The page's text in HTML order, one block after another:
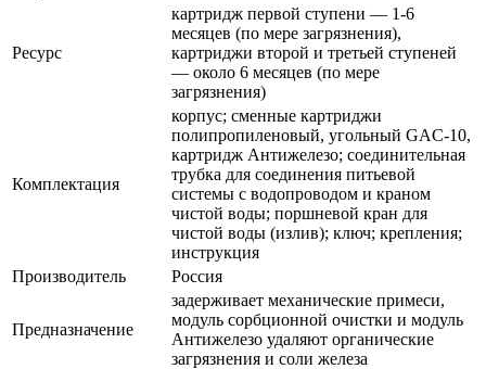
Ресурс
картридж первой ступени — 1-6
месяцев (по мере загрязнения),
картриджи второй и третьей ступеней
— около 6 месяцев (по мере
загрязнения)
Комплектация
корпус; сменные картриджи
полипропиленовый, угольный GAC-10,
картридж Антижелезо; соединительная
трубка для соединения питьевой
системы с водопроводом и краном
чистой воды; поршневой кран для
чистой воды (излив); ключ; крепления;
инструкция
Производитель
Россия
Предназначение
задерживает механические примеси,
модуль сорбционной очистки и модуль
Антижелезо удаляют органические
загрязнения и соли железа